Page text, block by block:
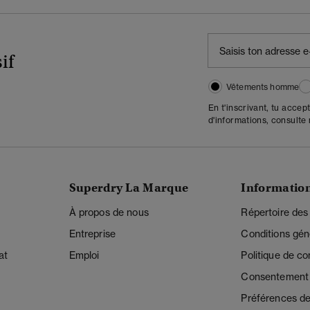
Vêtements homme
En t'inscrivant, tu
d'informations,
Superdry La Marque
À propos de nous
Entreprise
Emploi
Répertoire
Conditions
Politique de
Préférences